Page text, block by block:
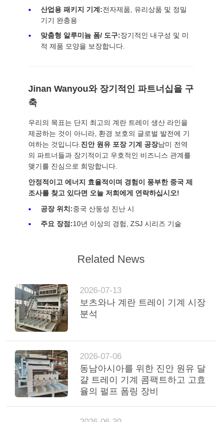
산업용 패키지 기계:전자제품, 유리상품 및 정밀
기기 완충용
맞춤형 알루미늄 폼/ 도구:장기적인 내구성 및 미
적 제품 모양을 보장합니다.
Jinan Wanyou와 장기적인 파트너십을 구
축
우리의 목표는 단지 최고의 계란 트레이 생산 라인을
제공하는 것이 아니라, 환경 보호의 글로벌 발전에 기
여하는 것입니다.진안 원유 포장 기계 공장남미 전역
의 파트너들과 장기적이고 우호적인 비즈니스 관계를
맺기를 진심으로 희망합니다.
안정적이고 에너지 효율적이며 경험이 풍부한 중국 제
조사를 찾고 있다면 오늘 저희에게 연락하십시오!
공장 위치:중국 산둥성 진난 시
주요 장점:10년 이상의 경험, ZSJ 시리즈 기술
Related News
2026-07-13
보츠와나 계란 트레이 기계 시장
분석
2026-07-06
동남아시아를 위한 진안 원유 달
걀 트레이 기계 콤팩트하고 고효
율의 펄프 폼링 장비